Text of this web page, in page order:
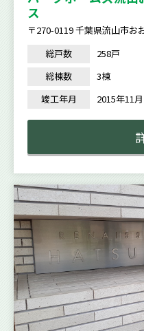
ス
〒270-0119 千葉県流山市
総戸数
258戸
総棟数
3棟
竣工年月
2015年11